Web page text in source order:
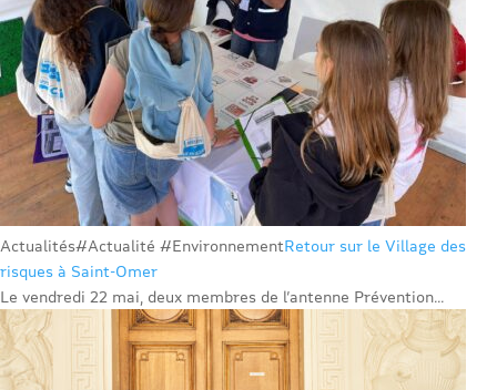
Actualités#Actualité #EnvironnementRetour sur le Village des
risques à Saint-Omer
Le vendredi 22 mai, deux membres de l’antenne Prévention...